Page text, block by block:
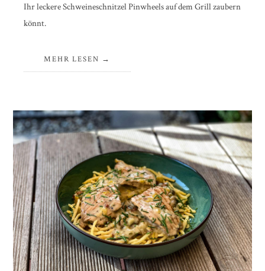
Ihr leckere Schweineschnitzel Pinwheels auf dem Grill zaubern
könnt.
MEHR LESEN